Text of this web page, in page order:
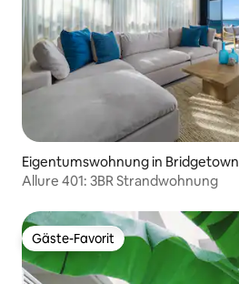
Eigentumswohnung in Bridgetown
Allure 401: 3BR Strandwohnung
Gäste-Favorit
Gäste-Favorit